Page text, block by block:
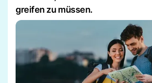
greifen zu müssen.